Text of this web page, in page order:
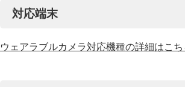
対応端末
ウェアラブルカメラ対応機種の詳細はこち